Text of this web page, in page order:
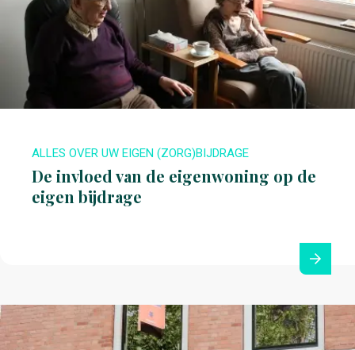
ALLES OVER UW EIGEN (ZORG)BIJDRAGE
De invloed van de eigenwoning op de
eigen bijdrage